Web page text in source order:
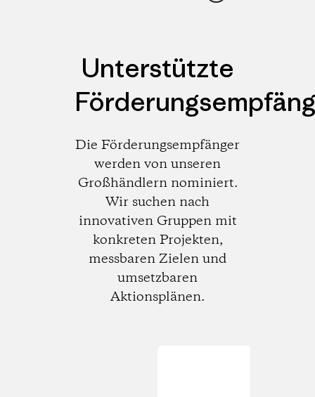
Unterstützte
Die Förderungsempfänger
werden von unseren
Großhändlern nominiert.
Wir suchen nach
innovativen Gruppen mit
konkreten Projekten,
messbaren Zielen und
umsetzbaren
Aktionsplänen.